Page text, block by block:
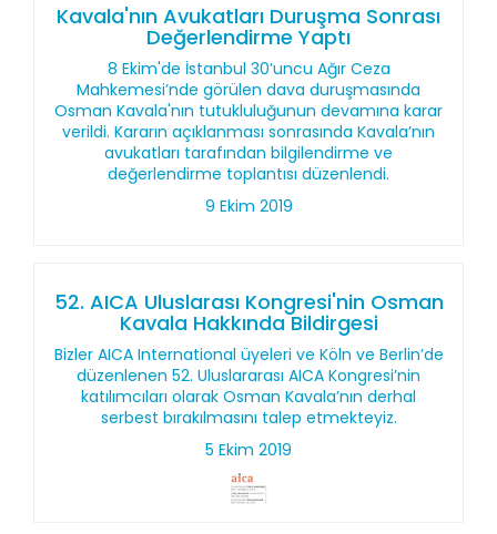
Kavala'nın Avukatları Duruşma Sonrası
Değerlendirme Yaptı
8 Ekim'de İstanbul 30’uncu Ağır Ceza
Mahkemesi’nde görülen dava duruşmasında
Osman Kavala'nın tutukluluğunun devamına karar
verildi. Kararın açıklanması sonrasında Kavala’nın
avukatları tarafından bilgilendirme ve
değerlendirme toplantısı düzenlendi.
9 Ekim 2019
52. AICA Uluslarası Kongresi'nin Osman
Kavala Hakkında Bildirgesi
Bizler AICA International üyeleri ve Köln ve Berlin’de
düzenlenen 52. Uluslararası AICA Kongresi’nin
katılımcıları olarak Osman Kavala’nın derhal
serbest bırakılmasını talep etmekteyiz.
5 Ekim 2019